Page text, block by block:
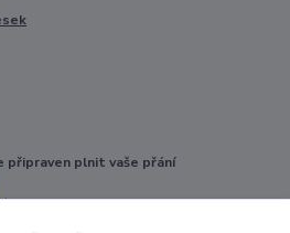
připraven plnit vaše přání